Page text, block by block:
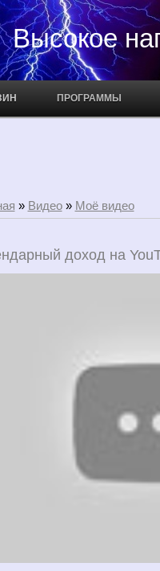
ПРОГРАММЫ
» Видео» Моё видео
доход на